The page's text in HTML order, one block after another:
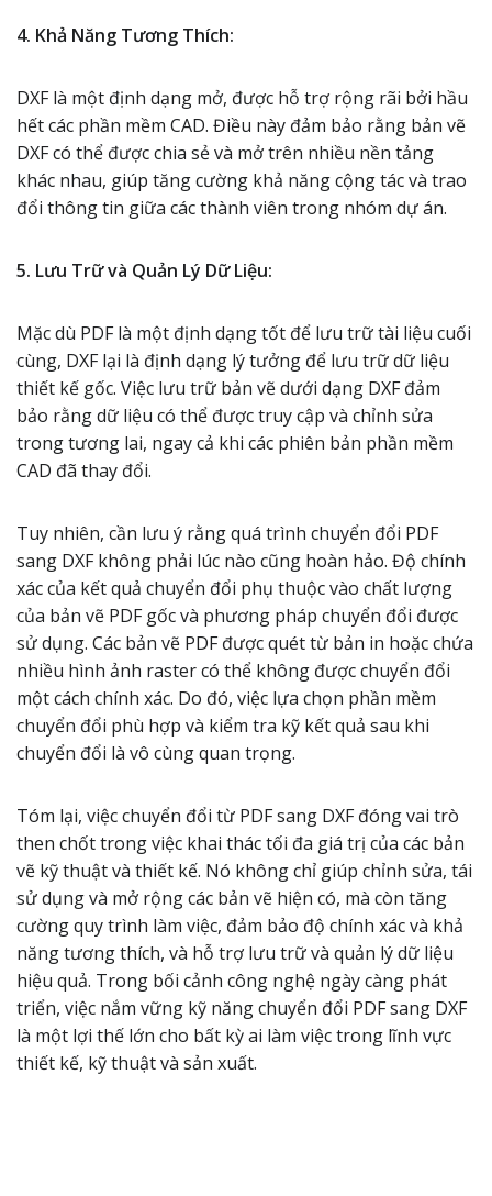
4. Khả Năng Tương Thích:
DXF là một định dạng mở, được hỗ trợ rộng rãi bởi hầu
hết các phần mềm CAD. Điều này đảm bảo rằng bản vẽ
DXF có thể được chia sẻ và mở trên nhiều nền tảng
khác nhau, giúp tăng cường khả năng cộng tác và trao
đổi thông tin giữa các thành viên trong nhóm dự án.
5. Lưu Trữ và Quản Lý Dữ Liệu:
Mặc dù PDF là một định dạng tốt để lưu trữ tài liệu cuối
cùng, DXF lại là định dạng lý tưởng để lưu trữ dữ liệu
thiết kế gốc. Việc lưu trữ bản vẽ dưới dạng DXF đảm
bảo rằng dữ liệu có thể được truy cập và chỉnh sửa
trong tương lai, ngay cả khi các phiên bản phần mềm
CAD đã thay đổi.
Tuy nhiên, cần lưu ý rằng quá trình chuyển đổi PDF
sang DXF không phải lúc nào cũng hoàn hảo. Độ chính
xác của kết quả chuyển đổi phụ thuộc vào chất lượng
của bản vẽ PDF gốc và phương pháp chuyển đổi được
sử dụng. Các bản vẽ PDF được quét từ bản in hoặc chứa
nhiều hình ảnh raster có thể không được chuyển đổi
một cách chính xác. Do đó, việc lựa chọn phần mềm
chuyển đổi phù hợp và kiểm tra kỹ kết quả sau khi
chuyển đổi là vô cùng quan trọng.
Tóm lại, việc chuyển đổi từ PDF sang DXF đóng vai trò
then chốt trong việc khai thác tối đa giá trị của các bản
vẽ kỹ thuật và thiết kế. Nó không chỉ giúp chỉnh sửa, tái
sử dụng và mở rộng các bản vẽ hiện có, mà còn tăng
cường quy trình làm việc, đảm bảo độ chính xác và khả
năng tương thích, và hỗ trợ lưu trữ và quản lý dữ liệu
hiệu quả. Trong bối cảnh công nghệ ngày càng phát
triển, việc nắm vững kỹ năng chuyển đổi PDF sang DXF
là một lợi thế lớn cho bất kỳ ai làm việc trong lĩnh vực
thiết kế, kỹ thuật và sản xuất.